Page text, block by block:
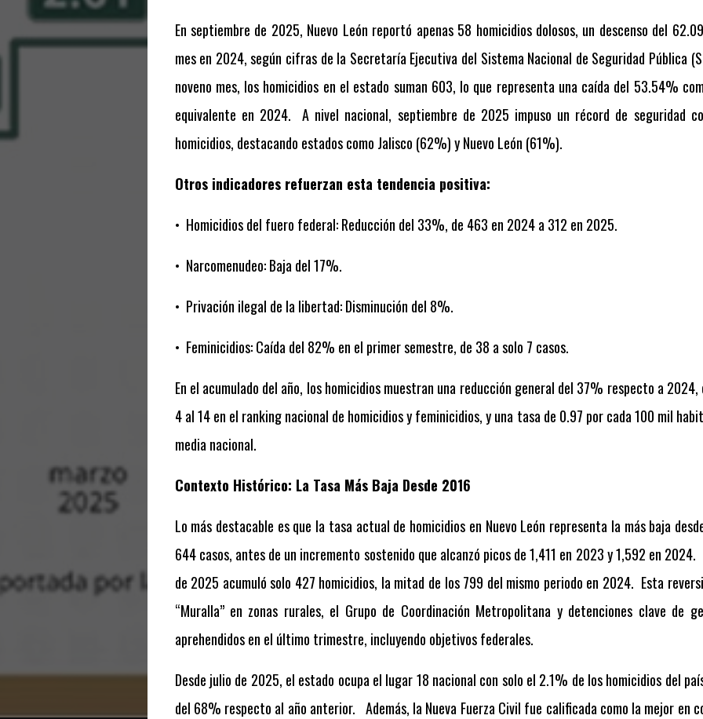
En septiembre de 2025, Nuevo León reportó apenas 58 homicidios dolosos, un descenso del
mes en 2024, según cifras de la Secretaría Ejecutiva del Sistema Nacional de Seguridad Pública
noveno mes, los homicidios en el estado suman 603, lo que representa una caída del 53.54%
equivalente en 2024. A nivel nacional, septiembre de 2025 impuso un récord de seguridad
homicidios, destacando estados como Jalisco (62%) y Nuevo León (61%).
Otros indicadores refuerzan esta tendencia positiva:
• Homicidios del fuero federal: Reducción del 33%, de 463 en 2024 a 312 en 2025.
• Narcomenudeo: Baja del 17%.
• Privación ilegal de la libertad: Disminución del 8%.
• Feminicidios: Caída del 82% en el primer semestre, de 38 a solo 7 casos.
En el acumulado del año, los homicidios muestran una reducción general del 37% respecto a 2024,
4 al 14 en el ranking nacional de homicidios y feminicidios, y una tasa de 0.97 por cada 100 mil
media nacional.
Contexto Histórico: La Tasa Más Baja Desde 2016
Lo más destacable es que la tasa actual de homicidios en Nuevo León representa la más baja
644 casos, antes de un incremento sostenido que alcanzó picos de 1,411 en 2023 y 1,592 en 2024.
de 2025 acumuló solo 427 homicidios, la mitad de los 799 del mismo periodo en 2024. Esta
“Muralla” en zonas rurales, el Grupo de Coordinación Metropolitana y detenciones clave de
aprehendidos en el último trimestre, incluyendo objetivos federales.
Desde julio de 2025, el estado ocupa el lugar 18 nacional con solo el 2.1% de los homicidios del
del 68% respecto al año anterior. Además, la Nueva Fuerza Civil fue calificada como la mejor en